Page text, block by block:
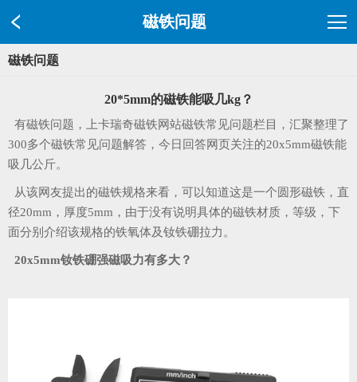
磁铁问题
磁铁问题
20*5mm的磁铁能吸几kg？
有磁铁问题，上卡瑞奇磁铁网站磁铁常见问题栏目，汇聚整理了
300多个磁铁常见问题解答，今日回答网页关注的20x5mm磁铁能
吸几公斤。
从该网友提出的磁铁规格来看，可以知道这是一个圆形磁铁，直
径20mm，厚度5mm，由于没有说明具体的磁铁材质，等级，下
面分别介绍该规格的铁氧体及钕铁硼拉力。
20x5mm钕铁硼强磁吸力有多大？